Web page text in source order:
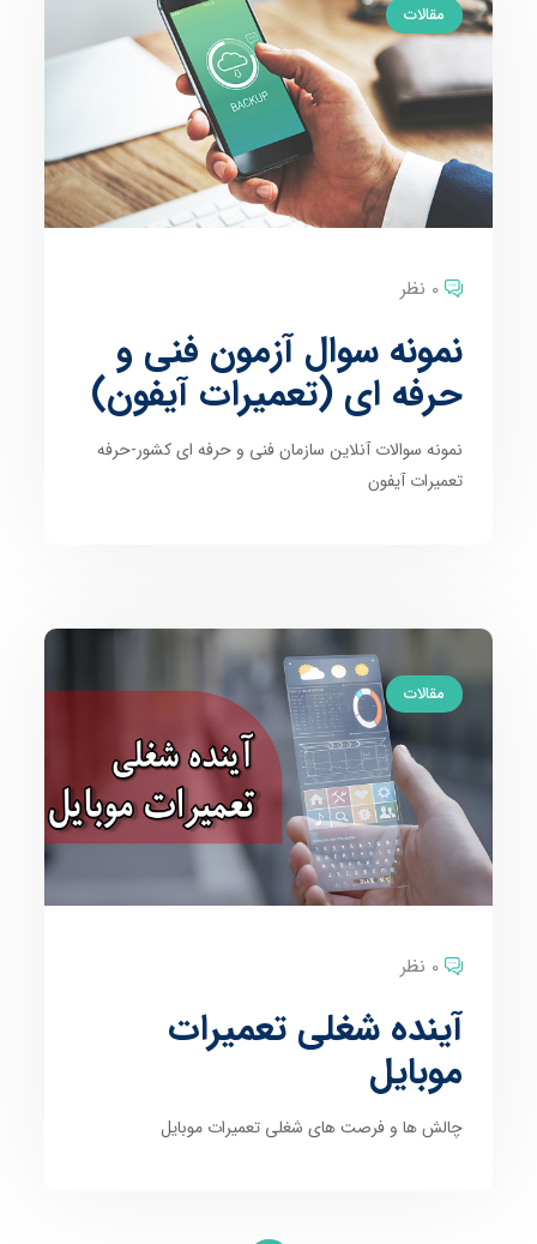
مقالات
0 نظر
نمونه سوال آزمون فنی و
حرفه ای (تعمیرات آیفون)
نمونه سوالات آنلاین سازمان فنی و حرفه ای کشور-حرفه
تعمیرات آیفون
مقالات
0 نظر
آینده شغلی تعمیرات
موبایل
چالش ها و فرصت های شغلی تعمیرات موبایل